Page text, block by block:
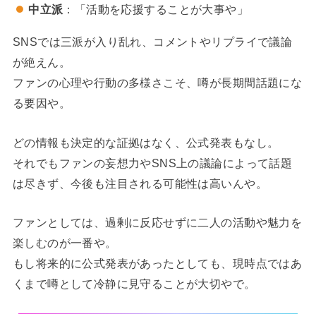
中立派 ：「活動を応援することが大事や」
SNSでは三派が入り乱れ、コメントやリプライで議論
が絶えん。
ファンの心理や行動の多様さこそ、噂が長期間話題にな
る要因や。
どの情報も決定的な証拠はなく、公式発表もなし。
それでもファンの妄想力やSNS上の議論によって話題
は尽きず、今後も注目される可能性は高いんや。
ファンとしては、過剰に反応せずに二人の活動や魅力を
楽しむのが一番や。
もし将来的に公式発表があったとしても、現時点ではあ
くまで噂として冷静に見守ることが大切やで。